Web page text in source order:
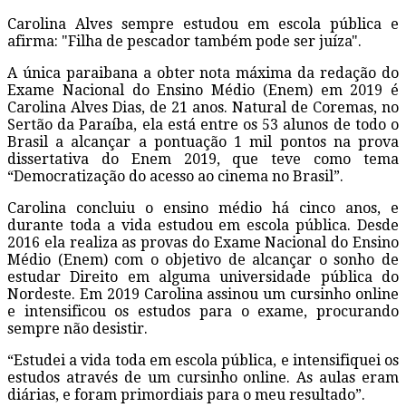
Carolina Alves sempre estudou em escola pública e
afirma: "Filha de pescador também pode ser juíza".
A única paraibana a obter nota máxima da redação do
Exame Nacional do Ensino Médio (Enem) em 2019 é
Carolina Alves Dias, de 21 anos. Natural de Coremas, no
Sertão da Paraíba, ela está entre os 53 alunos de todo o
Brasil a alcançar a pontuação 1 mil pontos na prova
dissertativa do Enem 2019, que teve como tema
“Democratização do acesso ao cinema no Brasil”.
Carolina concluiu o ensino médio há cinco anos, e
durante toda a vida estudou em escola pública. Desde
2016 ela realiza as provas do Exame Nacional do Ensino
Médio (Enem) com o objetivo de alcançar o sonho de
estudar Direito em alguma universidade pública do
Nordeste. Em 2019 Carolina assinou um cursinho online
e intensificou os estudos para o exame, procurando
sempre não desistir.
“Estudei a vida toda em escola pública, e intensifiquei os
estudos através de um cursinho online. As aulas eram
diárias, e foram primordiais para o meu resultado”.